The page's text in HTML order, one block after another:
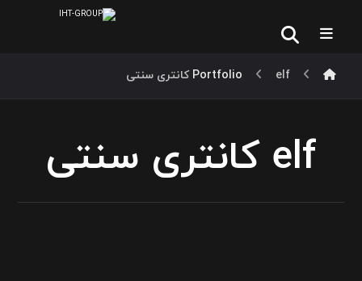
Portfolio elf کانتری سنتی
elf کانتری سنتی